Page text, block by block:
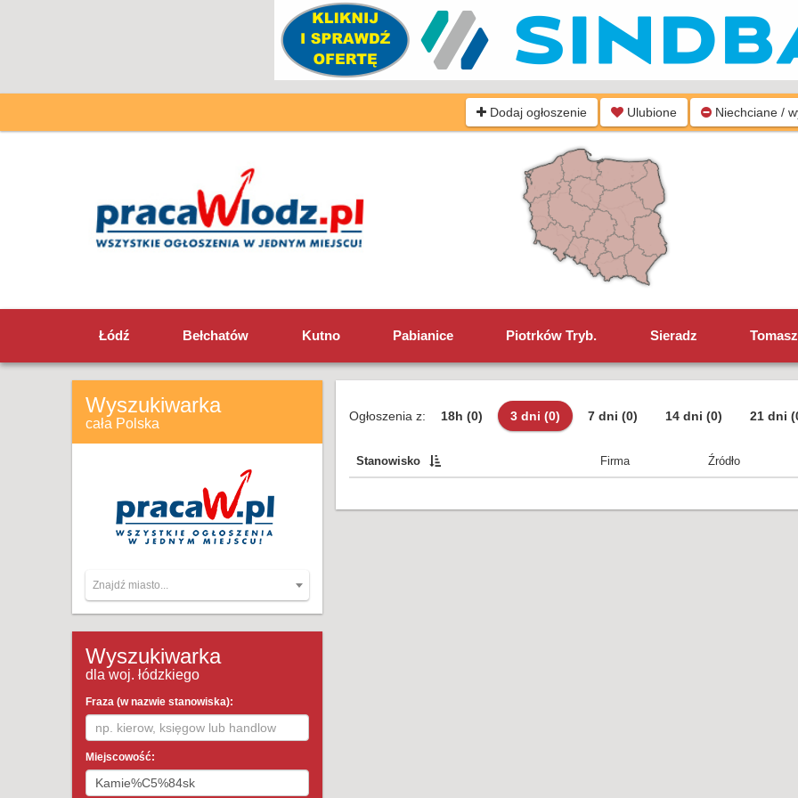
Dodaj ogłoszenie Ulubione Niechciane /
Łódź Bełchatów Kutno Pabianice Piotrków Tryb. Sieradz
Wyszukiwarka
cała Polska
Znajdź miasto...
Wyszukiwarka
dla woj. łódzkiego
Fraza (w nazwie stanowiska):
Miejscowość:
Ogłoszenia z: 18h (0) 3 dni (0) 7 dni (0) 14 dni (0) 21 dni
Stanowisko Firma Źródło